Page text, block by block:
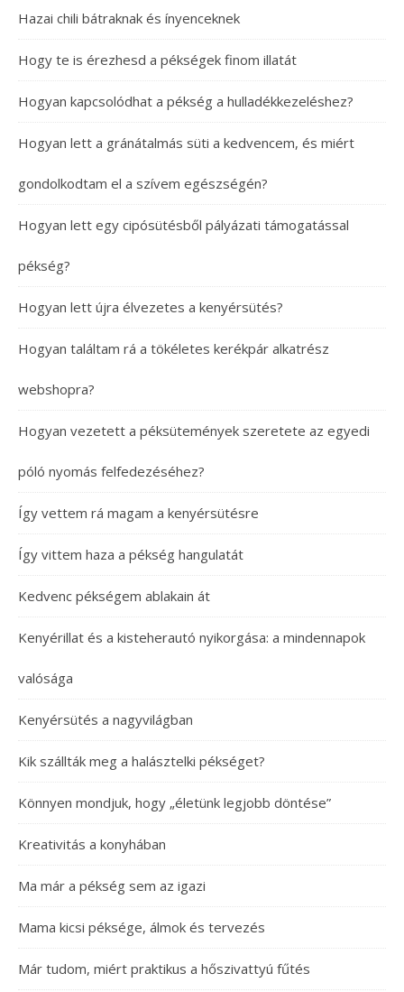
Hazai chili bátraknak és ínyenceknek
Hogy te is érezhesd a pékségek finom illatát
Hogyan kapcsolódhat a pékség a hulladékkezeléshez?
Hogyan lett a gránátalmás süti a kedvencem, és miért
gondolkodtam el a szívem egészségén?
Hogyan lett egy cipósütésből pályázati támogatással
pékség?
Hogyan lett újra élvezetes a kenyérsütés?
Hogyan találtam rá a tökéletes kerékpár alkatrész
webshopra?
Hogyan vezetett a péksütemények szeretete az egyedi
póló nyomás felfedezéséhez?
Így vettem rá magam a kenyérsütésre
Így vittem haza a pékség hangulatát
Kedvenc pékségem ablakain át
Kenyérillat és a kisteherautó nyikorgása: a mindennapok
valósága
Kenyérsütés a nagyvilágban
Kik szállták meg a halásztelki pékséget?
Könnyen mondjuk, hogy „életünk legjobb döntése”
Kreativitás a konyhában
Ma már a pékség sem az igazi
Mama kicsi péksége, álmok és tervezés
Már tudom, miért praktikus a hőszivattyú fűtés